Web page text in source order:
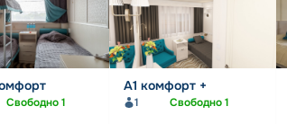
Свободно1
А1 комфорт +
1 Свободно1